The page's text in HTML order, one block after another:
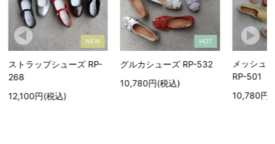
NEW
ストラップシューズ RP-
268
12,100円(税込)
HOT
グルカシューズ RP-532
10,780円(税込)
メッシュ
RP-501
10,780円(